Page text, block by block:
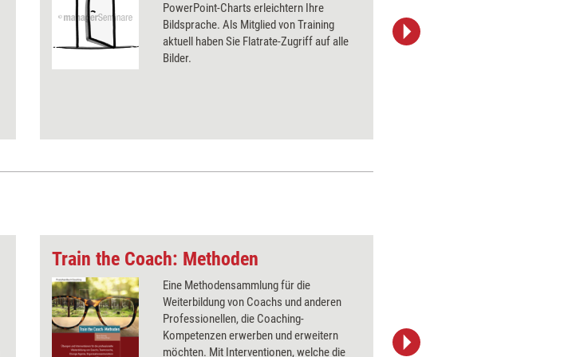
PowerPoint-Charts erleichtern Ihre
Bildsprache. Als Mitglied von Training
aktuell haben Sie Flatrate-Zugriff auf alle
Bilder.
Train the Coach: Methoden
Eine Methodensammlung für die
Weiterbildung von Coachs und anderen
Professionellen, die Coaching-
Kompetenzen erwerben und erweitern
möchten. Mit Interventionen, welche die
BC DESIGN / photocase.de